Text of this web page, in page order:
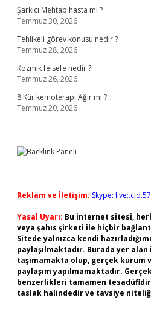
Şarkıcı Mehtap hasta mı ?
Temmuz 30, 2026
Tehlikeli görev konusu nedir ?
Temmuz 28, 2026
Kozmik felsefe nedir ?
Temmuz 26, 2026
8 Kür kemoterapi Ağır mı ?
Temmuz 20, 2026
Reklam ve İletişim: Skype:
Yasal Uyarı: Bu internet sitesi,
veya şahıs şirketi ile hiçbir
Sitede yalnızca kendi
paylaşılmaktadır. Burada yer
taşımamakta olup, gerçek kurum
paylaşım yapılmamaktadır.
benzerlikleri tamamen
taslak halindedir ve tavsiye